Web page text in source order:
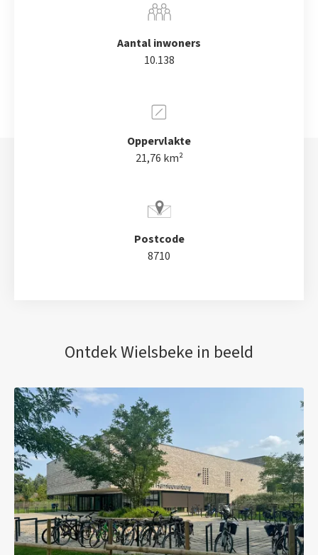
Aantal inwoners
10.138
Oppervlakte
21,76 km²
Postcode
8710
Ontdek Wielsbeke in beeld